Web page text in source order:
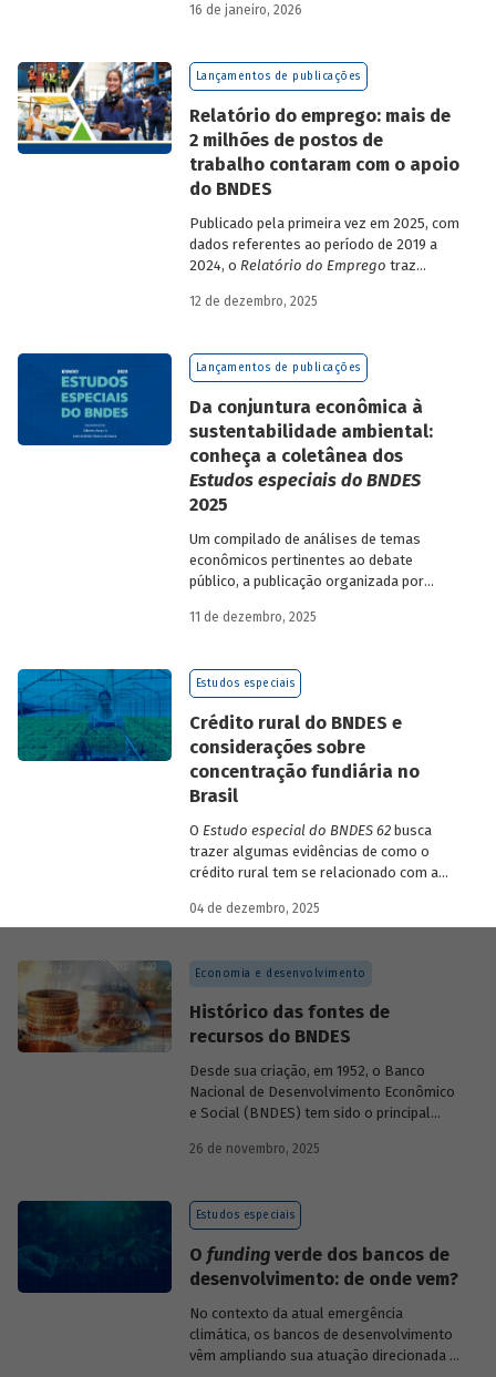
analisa a estratégia de diversificação das
diante dos atuais desafios de
sustentabilidade social, ambiental e
16 de janeiro, 2026
Lançamentos de publicações
Relatório do emprego: mais de
2 milhões de postos de
trabalho contaram com o apoio
do BNDES
Publicado pela primeira vez em 2025, com
dados referentes ao período de 2019 a
2024, o Relatório do Emprego traz
atuação do Banco sobre o mercado de
empregos da economia.
12 de dezembro, 2025
Lançamentos de publicações
Da conjuntura econômica à
sustentabilidade ambiental:
conheça a coletânea dos
Estudos especiais do BNDES
2025
Um compilado de análises de temas
econômicos pertinentes ao debate
público, a publicação organizada por
Souza, economistas do BNDES, reúne 25
BNDESdivulgados ao longo de 2025.
11 de dezembro, 2025
Estudos especiais
Crédito rural do BNDES e
considerações sobre
concentração fundiária no
Brasil
O Estudo especial do BNDES 62busca
trazer algumas evidências de como o
crédito rural tem se relacionado com a
papel desempenhado pelo BNDES.
04 de dezembro, 2025
Economia e desenvolvimento
Histórico das fontes de
recursos do BNDES
Desde sua criação, em 1952, o Banco
Nacional de Desenvolvimento Econômico
e Social (BNDES) tem sido o principal
brasileiro, ocupando um espaço central
momentos de crise, como as de 2008 e
da Covid-19, e no combate à emergência
entanto, são necessárias sólidas fontes
de recursos.
26 de novembro, 2025
Estudos especiais
O fundingverde dos bancos de
desenvolvimento: de onde vem?
No contexto da atual emergência
climática, os bancos de desenvolvimento
vêm ampliando sua atuação direcionada à